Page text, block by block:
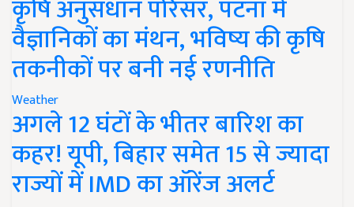
कृषि अनुसंधान परिसर, पटना में
वैज्ञानिकों का मंथन, भविष्य की कृषि
तकनीकों पर बनी नई रणनीति
Weather
अगले 12 घंटों के भीतर बारिश का
कहर! यूपी, बिहार समेत 15 से ज्यादा
राज्यों में IMD का ऑरेंज अलर्ट